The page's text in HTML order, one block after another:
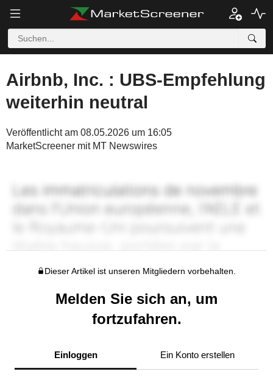
Airbnb, Inc. : UBS-Empfehlung
weiterhin neutral
Veröffentlicht am 08.05.2026 um 16:05
MarketScreener mit MT Newswires
Dieser Artikel ist unseren Mitgliedern vorbehalten.
Melden Sie sich an, um
fortzufahren.
Einloggen Ein Konto erstellen